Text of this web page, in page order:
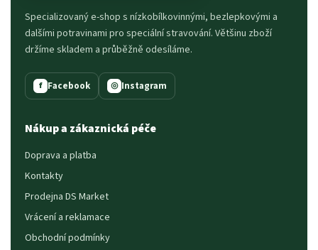
Specializovaný e-shop s nízkobílkovinnými, bezlepkovými a
dalšími potravinami pro speciální stravování. Většinu zboží
držíme skladem a průběžně odesíláme.
f Facebook ◎ Instagram
Nákup a zákaznická péče
Doprava a platba
Kontakty
Prodejna DS Market
Vrácení a reklamace
Obchodní podmínky